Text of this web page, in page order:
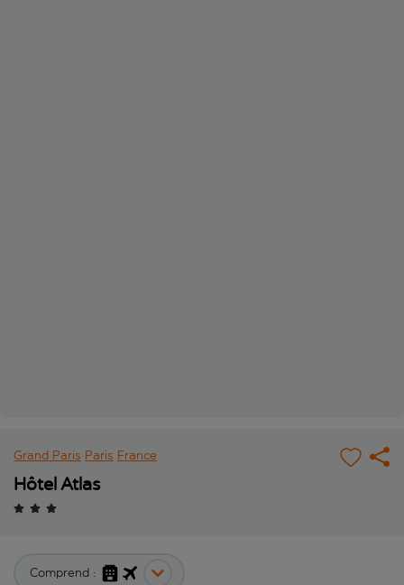
Grand Paris Paris France
Hôtel Atlas
Comprend :